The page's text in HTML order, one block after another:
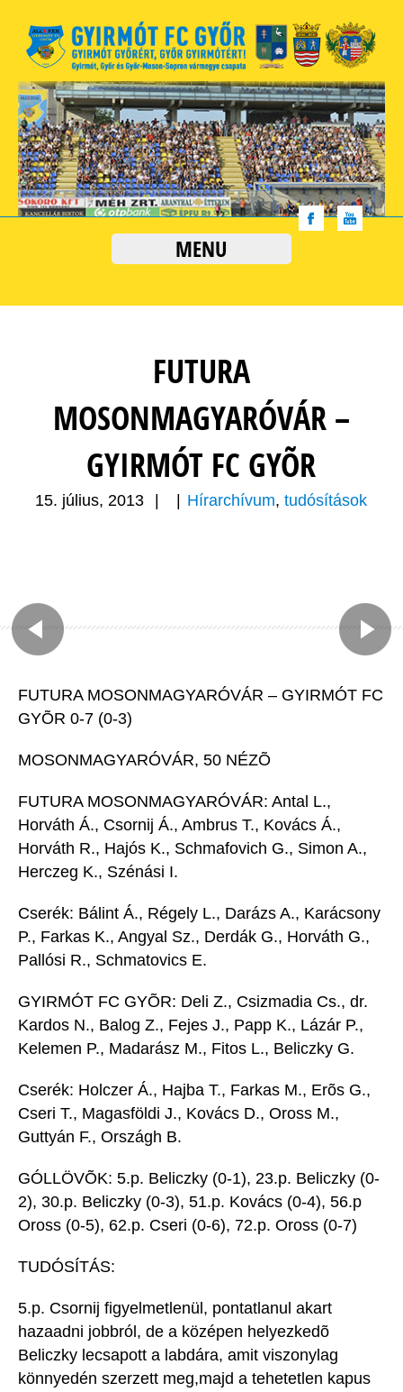
MENU
FUTURA
MOSONMAGYARÓVÁR –
GYIRMÓT FC GYÕR
15. július, 2013 Hírarchívum,tudósítások
FUTURA MOSONMAGYARÓVÁR – GYIRMÓT FC
GYÕR 0-7 (0-3)
MOSONMAGYARÓVÁR, 50 NÉZÕ
FUTURA MOSONMAGYARÓVÁR: Antal L.,
Horváth Á., Csornij Á., Ambrus T., Kovács Á.,
Horváth R., Hajós K., Schmafovich G., Simon A.,
Herczeg K., Szénási I.
Cserék: Bálint Á., Régely L., Darázs A., Karácsony
P., Farkas K., Angyal Sz., Derdák G., Horváth G.,
Pallósi R., Schmatovics E.
GYIRMÓT FC GYÕR: Deli Z., Csizmadia Cs., dr.
Kardos N., Balog Z., Fejes J., Papp K., Lázár P.,
Kelemen P., Madarász M., Fitos L., Beliczky G.
Cserék: Holczer Á., Hajba T., Farkas M., Erõs G.,
Cseri T., Magasföldi J., Kovács D., Oross M.,
Guttyán F., Országh B.
GÓLLÖVÕK: 5.p. Beliczky (0-1), 23.p. Beliczky (0-
2), 30.p. Beliczky (0-3), 51.p. Kovács (0-4), 56.p
Oross (0-5), 62.p. Cseri (0-6), 72.p. Oross (0-7)
TUDÓSÍTÁS:
5.p. Csornij figyelmetlenül, pontatlanul akart
hazaadni jobbról, de a középen helyezkedõ
Beliczky lecsapott a labdára, amit viszonylag
könnyedén szerzett meg,majd a tehetetlen kapus